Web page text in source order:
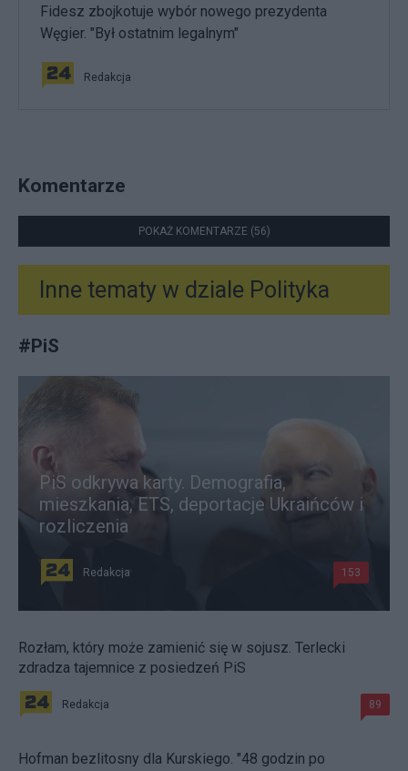
Fidesz zbojkotuje wybór nowego prezydenta
Węgier. "Był ostatnim legalnym"
Redakcja
Komentarze
POKAŻ KOMENTARZE (56)
Inne tematy w dziale Polityka
#PiS
PiS odkrywa karty. Demografia,
mieszkania, ETS, deportacje Ukraińców i
rozliczenia
Redakcja 153
Rozłam, który może zamienić się w sojusz. Terlecki
zdradza tajemnice z posiedzeń PiS
Redakcja 89
Hofman bezlitosny dla Kurskiego. "48 godzin po